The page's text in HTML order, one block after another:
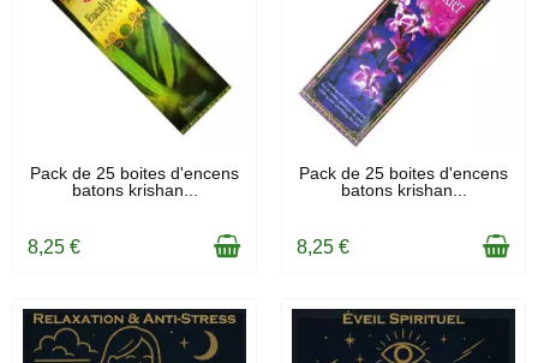
EN STOCK
Pack de 25 boites d'encens
batons krishan...
8,25 €
EN STOCK
Pack de 25 boites d'encens
batons krishan...
8,25 €